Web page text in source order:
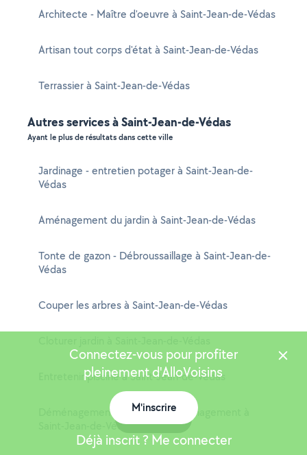
Architecte - Maître d'oeuvre à Saint-Jean-de-Védas
Artisan tout corps d'état à Saint-Jean-de-Védas
Terrassier à Saint-Jean-de-Védas
Autres services à Saint-Jean-de-Védas
Ayant le plus de résultats dans cette ville
Jardinage - entretien potager à Saint-Jean-de-
Védas
Aménagement du jardin à Saint-Jean-de-Védas
Tonte de gazon - Débroussaillage à Saint-Jean-de-
Védas
Couper les arbres à Saint-Jean-de-Védas
Entretenir piscine à Saint-Jean-de-Védas
Déménagement et aide au déménagement à
Saint-Jean-de-Védas
Connectez-vous pour profiter
pleinement d'AlloVoisins
M'inscrire
Déjà inscrit ? Me connecter